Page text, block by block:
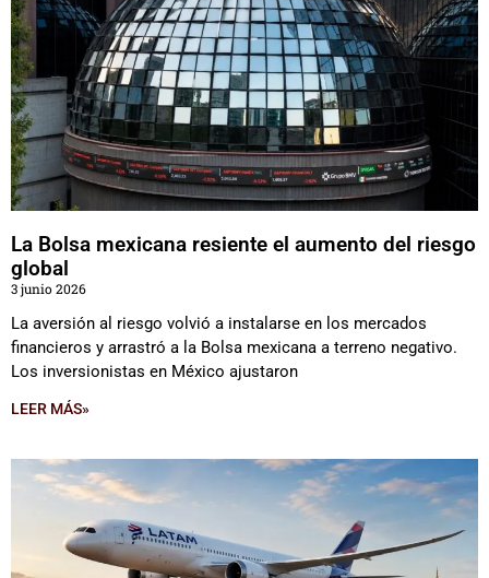
La Bolsa mexicana resiente el aumento del riesgo
global
3 junio 2026
La aversión al riesgo volvió a instalarse en los mercados
financieros y arrastró a la Bolsa mexicana a terreno negativo.
Los inversionistas en México ajustaron
LEER MÁS»